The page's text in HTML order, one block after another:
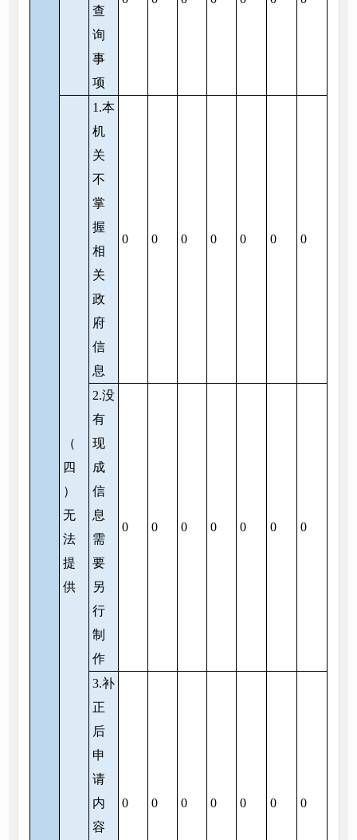
查
询
事
项
（
四
）
无
法
提
供
1.本
机
关
不
掌
握
相
关
政
府
信
息
0 0 0 0 0 0 0
2.没
有
现
成
信
息
需
要
另
行
制
作
0 0 0 0 0 0 0
3.补
正
后
申
请
内
容
0 0 0 0 0 0 0